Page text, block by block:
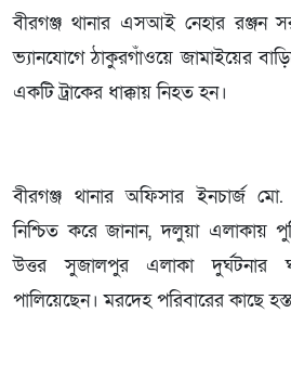
বীরগঞ্জ থানার এসআই নেহার রঞ্জন
ভ্যানযোগে ঠাকুরগাঁওয়ে জামাইয়ের
একটি ট্রাকের ধাক্কায় নিহত হন।
বীরগঞ্জ থানার অফিসার ইনচার্জ
নিশ্চিত করে জানান, দলুয়া এলাকায়
উত্তর সুজালপুর এলাকা দুর্ঘটনার
পালিয়েছেন। মরদেহ পরিবারের কাছে